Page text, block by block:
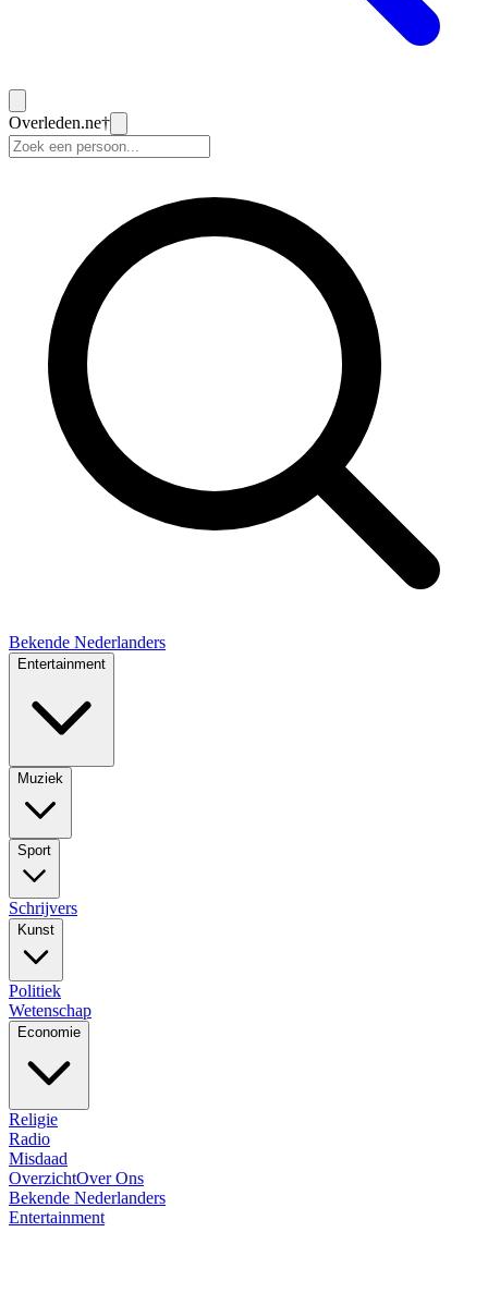
Overleden.ne†
Bekende Nederlanders
Entertainment
Muziek
Sport
Schrijvers
Kunst
Politiek
Wetenschap
Economie
Religie
Radio
Misdaad
OverzichtOver Ons
Bekende Nederlanders
Entertainment